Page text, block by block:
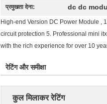
प्रमुखता देना: dc dc
High-end Version DC Power Module ,
circuit protection 5. Professional mini
with the rich experience for over 10
रेटिंग और समीक्षा
कुल मिलाकर रेटिंग